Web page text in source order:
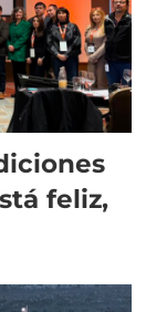
feliz,